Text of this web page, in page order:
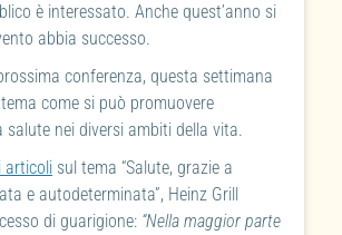
è interessato. Anche quest’anno si
abbia successo.
conferenza, questa settimana
come si può promuovere
salute nei diversi ambiti della vita.
articoli sul tema “Salute, grazie a
e autodeterminata”, Heinz Grill
di guarigione: “Nella maggior parte